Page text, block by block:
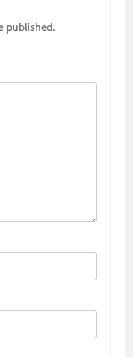
published.